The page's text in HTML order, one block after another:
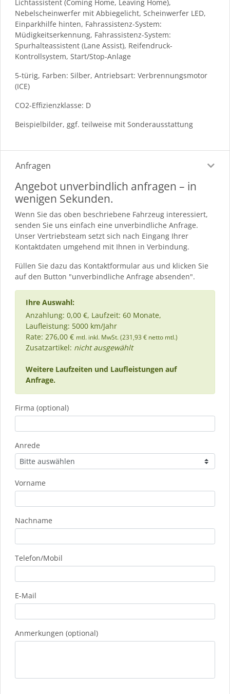
Lichtassistent (Coming Home, Leaving Home),
Nebelscheinwerfer mit Abbiegelicht, Scheinwerfer LED,
Einparkhilfe hinten, Fahrassistenz-System:
Müdigkeitserkennung, Fahrassistenz-System:
Spurhalteassistent (Lane Assist), Reifendruck-
Kontrollsystem, Start/Stop-Anlage
5-türig, Farben: Silber, Antriebsart: Verbrennungsmotor
(ICE)
CO2-Effizienzklasse: D
Beispielbilder, ggf. teilweise mit Sonderausstattung
Anfragen
Angebot unverbindlich anfragen – in
wenigen Sekunden.
Wenn Sie das oben beschriebene Fahrzeug interessiert,
senden Sie uns einfach eine unverbindliche Anfrage.
Unser Vertriebsteam setzt sich nach Eingang Ihrer
Kontaktdaten umgehend mit Ihnen in Verbindung.
Füllen Sie dazu das Kontaktformular aus und klicken Sie
auf den Button "unverbindliche Anfrage absenden".
Ihre Auswahl:
Anzahlung: 0,00 €, Laufzeit: 60 Monate,
Laufleistung: 5000 km/Jahr
Rate: 276,00 € mtl. inkl. MwSt. (231,93 € netto mtl.)
Zusatzartikel: nicht ausgewählt
Weitere Laufzeiten und Laufleistungen auf
Anfrage.
Firma (optional)
Anrede
Vorname
Nachname
Telefon/Mobil
E-Mail
Anmerkungen (optional)